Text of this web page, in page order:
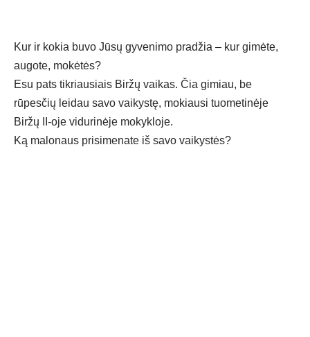
Kur ir kokia buvo Jūsų gyvenimo pradžia – kur gimėte,
augote, mokėtės?
Esu pats tikriausiais Biržų vaikas. Čia gimiau, be
rūpesčių leidau savo vaikystę, mokiausi tuometinėje
Biržų II-oje vidurinėje mokykloje.
Ką malonaus prisimenate iš savo vaikystės?